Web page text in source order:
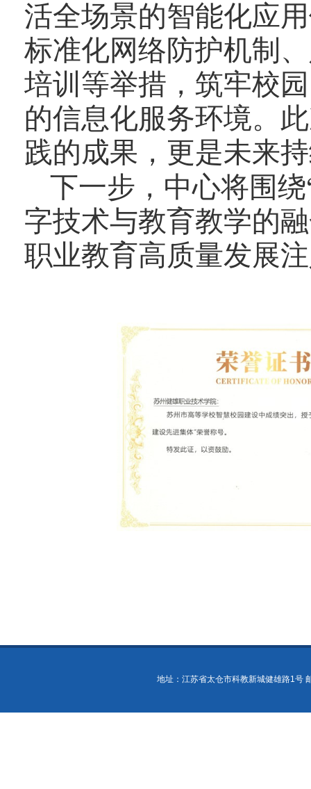
活全场景的智能化应
标准化网络防护机制
培训等举措，筑牢校
的信息化服务环境。
践的成果，更是未来
下一步，中心将围
字技术与教育教学的
职业教育高质量发展
地址：江苏省太仓市科教新城健雄路1号